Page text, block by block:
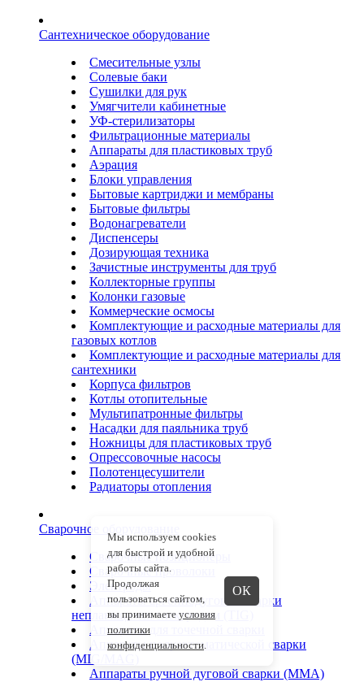
Сантехническое оборудование
Смесительные узлы
Солевые баки
Сушилки для рук
Умягчители кабинетные
УФ-стерилизаторы
Фильтрационные материалы
Аппараты для пластиковых труб
Аэрация
Блоки управления
Бытовые картриджи и мембраны
Бытовые фильтры
Водонагреватели
Диспенсеры
Дозирующая техника
Зачистные инструменты для труб
Коллекторные группы
Колонки газовые
Коммерческие осмосы
Комплектующие и расходные материалы для
газовых котлов
Комплектующие и расходные материалы для
сантехники
Корпуса фильтров
Котлы отопительные
Мультипатронные фильтры
Насадки для паяльника труб
Ножницы для пластиковых труб
Опрессовочные насосы
Полотенцесушители
Радиаторы отопления
Сварочное оборудование
Сварочные позиционеры
Сварочные проволоки
Электроды
Аппараты аргоннодуговой сварки
неплавящимся электродом (TIG)
Аппараты для точечной сварки
Аппараты полуавтоматической сварки
(MIG/MAG)
Аппараты ручной дуговой сварки (ММА)
Мы используем cookies
для быстрой и удобной
работы сайта.
Продолжая
пользоваться сайтом,
вы принимаете условия
политики
конфиденциальности.
ОК